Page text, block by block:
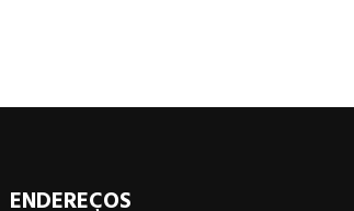
ENDEREÇOS